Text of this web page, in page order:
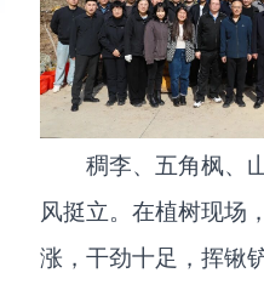
稠李、五角枫、
风挺立。在植树现场
涨，干劲十足，挥锹